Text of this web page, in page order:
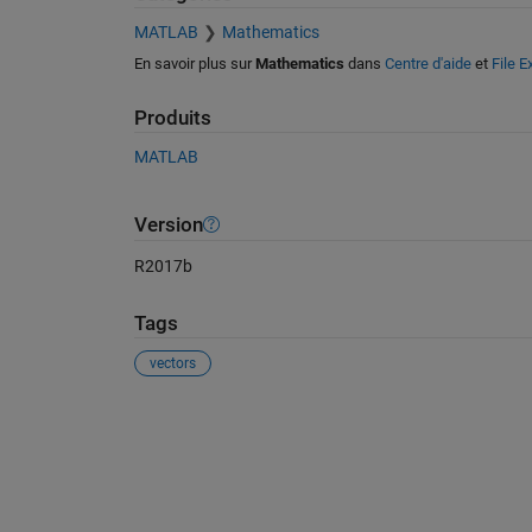
MATLAB Mathematics
En savoir plus sur Mathematics dans Centre d'aideet File
Produits
MATLAB
Version
R2017b
Tags
vectors